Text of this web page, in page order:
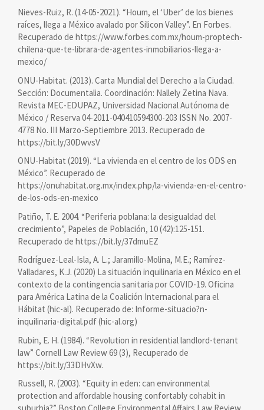
Nieves-Ruiz, R. (14-05-2021). “Houm, el ‘Uber’ de los bienes
raíces, llega a México avalado por Silicon Valley”. En Forbes.
Recuperado de https://www.forbes.com.mx/houm-proptech-
chilena-que-te-librara-de-agentes-inmobiliarios-llega-a-
mexico/
ONU-Habitat. (2013). Carta Mundial del Derecho a la Ciudad.
Sección: Documentalia. Coordinación: Nallely Zetina Nava.
Revista MEC-EDUPAZ, Universidad Nacional Autónoma de
México / Reserva 04-2011-040410594300-203 ISSN No. 2007-
4778 No. III Marzo-Septiembre 2013. Recuperado de
https://bit.ly/30DwvsV
ONU-Habitat (2019). “La vivienda en el centro de los ODS en
México”. Recuperado de
https://onuhabitat.org.mx/index.php/la-vivienda-en-el-centro-
de-los-ods-en-mexico
Patiño, T. E. 2004. “Periferia poblana: la desigualdad del
crecimiento”, Papeles de Población, 10 (42):125-151.
Recuperado de https://bit.ly/37dmuEZ
Rodríguez-Leal-Isla, A. L.; Jaramillo-Molina, M.E.; Ramírez-
Valladares, K.J. (2020) La situación inquilinaria en México en el
contexto de la contingencia sanitaria por COVID-19. Oficina
para América Latina de la Coalición Internacional para el
Hábitat (hic-al). Recuperado de: Informe-situacio?n-
inquilinaria-digital.pdf (hic-al.org)
Rubin, E. H. (1984). “Revolution in residential landlord-tenant
law” Cornell Law Review 69 (3), Recuperado de
https://bit.ly/33DHvXw.
Russell, R. (2003). “Equity in eden: can environmental
protection and affordable housing confortably cohabit in